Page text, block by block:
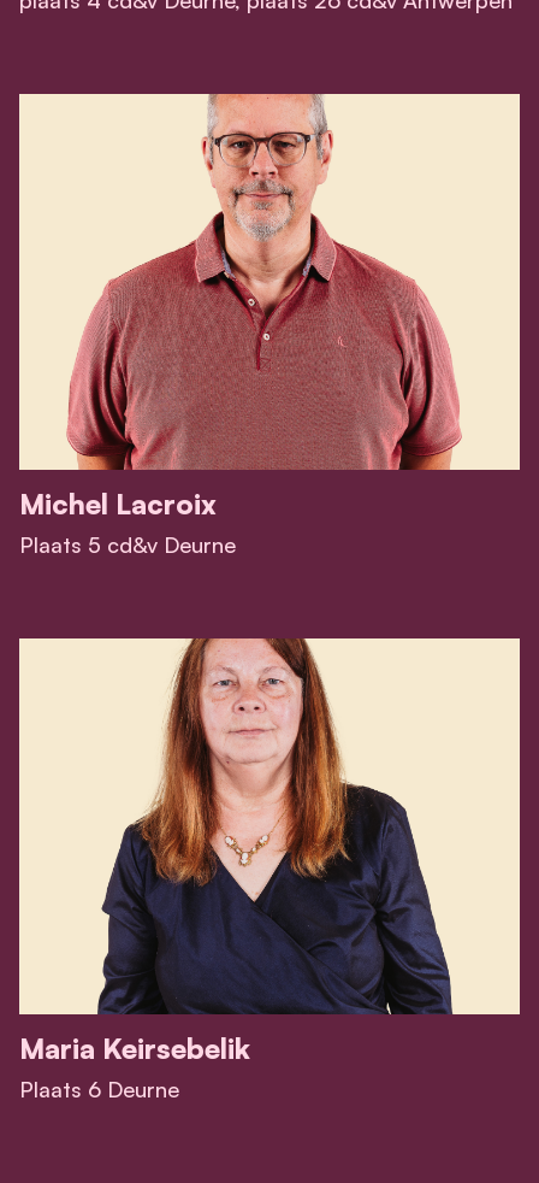
Michel Lacroix
Plaats 5 cd&v Deurne
Maria Keirsebelik
Plaats 6 Deurne